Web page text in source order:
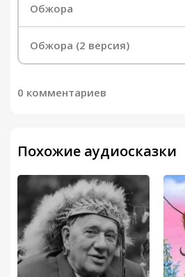
Обжора
Обжора (2 версия)
0 комментариев
Похожие аудиосказки